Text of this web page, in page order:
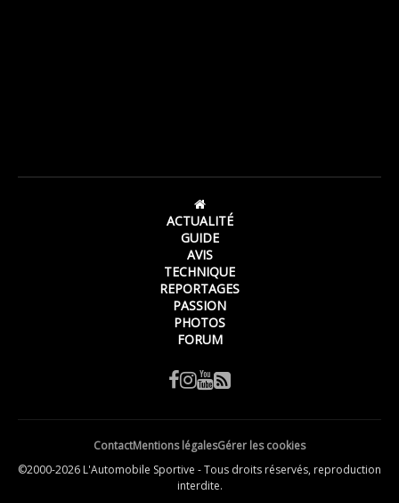
ACTUALITÉ
GUIDE
AVIS
TECHNIQUE
REPORTAGES
PASSION
PHOTOS
FORUM
ContactMentions légalesGérer les cookies
©2000-2026 L'Automobile Sportive - Tous droits réservés, reproduction
interdite.